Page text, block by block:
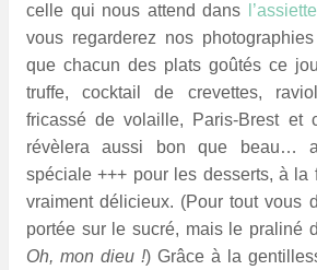
celle qui nous attend dans
l’assiette
vous regarderez nos
que chacun des plats goûtés ce
truffe, cocktail de crevettes,
fricassé de volaille, Paris-Brest et
révèlera aussi bon que beau…
spéciale +++ pour les desserts, à la
vraiment délicieux. (Pour tout vous
portée sur le sucré, mais le praliné
Oh, mon dieu !) Grâce à la